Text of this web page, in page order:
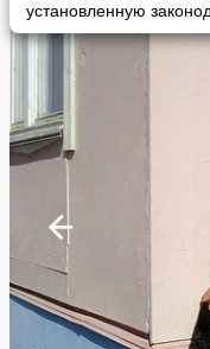
установленную